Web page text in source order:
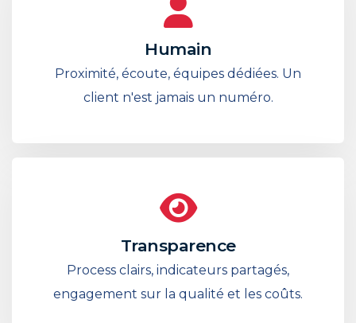
Humain
Proximité, écoute, équipes dédiées. Un
client n'est jamais un numéro.
Transparence
Process clairs, indicateurs partagés,
engagement sur la qualité et les coûts.